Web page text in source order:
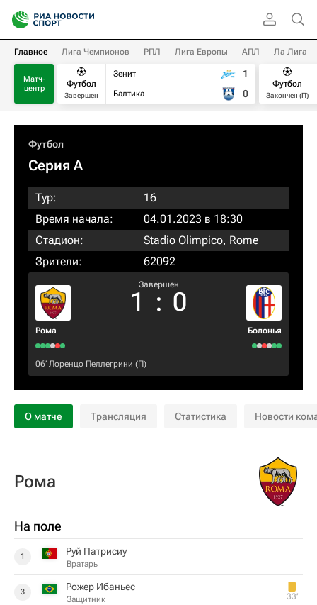
Главное Лига Чемпионов РПЛ Лига Европы АПЛ Ла Лига
Матч-
центр
Футбол
Завершен
Зенит
Балтика
1
0
Футбол
Закончен (П)
Футбол
Серия А
Тур:
16
Время начала:
04.01.2023 в 18:30
Стадион:
Stadio Olimpico, Rome
Зрители:
62092
Рома
Завершен
1 : 0
Болонья
06‎’‎ Лоренцо Пеллегрини (П)
О матче Трансляция Статистика Новости
Рома
На поле
1 Руй Патрисиу
Вратарь
3 Рожер Ибаньес
Защитник 33‎’‎